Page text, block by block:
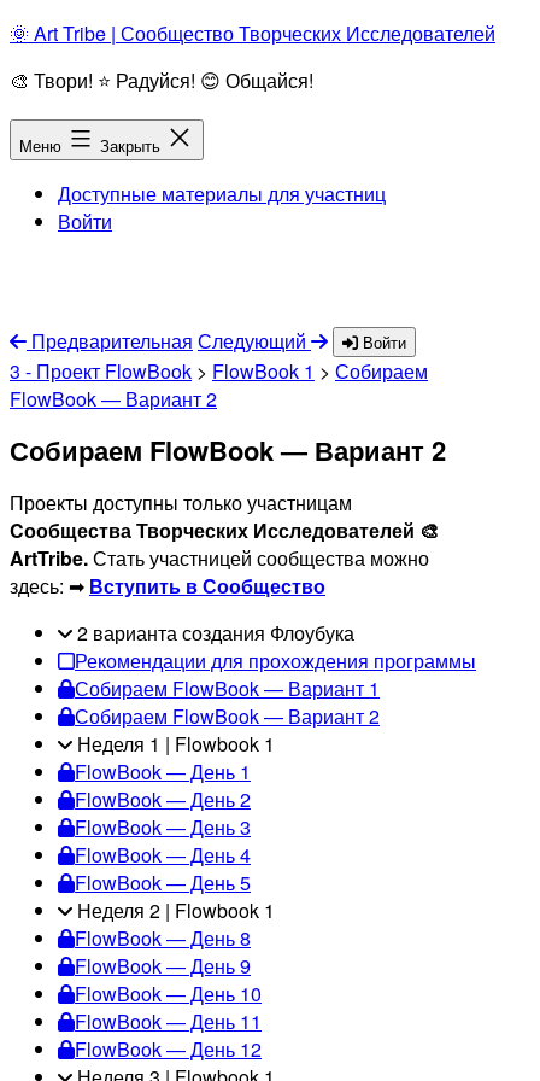
Перейти
содержимому
🌞 Art Tribe | Сообщество Творческих Исследователей
🎨 Твори! ⭐ Радуйся! 😊 Общайся!
Меню Закрыть
Доступные материалы для участниц
Войти
Предварительная Следующий Войти
3 - Проект FlowBook > FlowBook 1 > Собираем
FlowBook — Вариант 2
Собираем FlowBook — Вариант 2
Проекты доступны только участницам
Cообщества Творческих Исследователей 🎨
ArtTribe.Стать участницей сообщества можно
здесь: ➡ Вступить в Сообщество
2 варианта создания Флоубука
Рекомендации для прохождения программы
Собираем FlowBook — Вариант 1
Собираем FlowBook — Вариант 2
Неделя 1 | Flowbook 1
FlowBook — День 1
FlowBook — День 2
FlowBook — День 3
FlowBook — День 4
FlowBook — День 5
Неделя 2 | Flowbook 1
FlowBook — День 8
FlowBook — День 9
FlowBook — День 10
FlowBook — День 11
FlowBook — День 12